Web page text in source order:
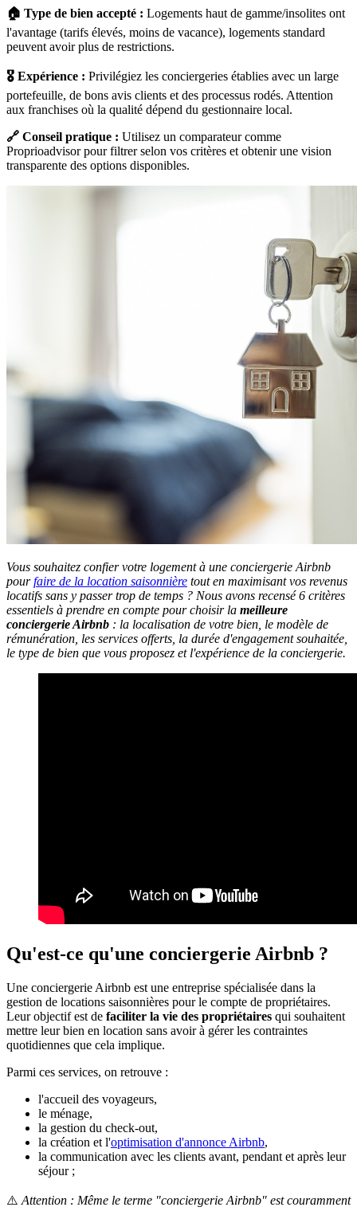
🏠 Type de bien accepté : Logements haut de gamme/insolites ont
l'avantage (tarifs élevés, moins de vacance), logements standard
peuvent avoir plus de restrictions.
🎖️ Expérience : Privilégiez les conciergeries établies avec un large
portefeuille, de bons avis clients et des processus rodés. Attention
aux franchises où la qualité dépend du gestionnaire local.
🔗 Conseil pratique : Utilisez un comparateur comme
Proprioadvisor pour filtrer selon vos critères et obtenir une vision
transparente des options disponibles.
Vous souhaitez confier votre logement à une conciergerie Airbnb
pourfaire de la location saisonnière tout en maximisant vos revenus
locatifs sans y passer trop de temps ? Nous avons recensé 6 critères
essentiels à prendre en compte pour choisir la meilleure
conciergerie Airbnb : la localisation de votre bien, le modèle de
rémunération, les services offerts, la durée d'engagement souhaitée,
le type de bien que vous proposez et l'expérience de la conciergerie.
Qu'est-ce qu'une conciergerie Airbnb ?
Une conciergerie Airbnb est une entreprise spécialisée dans la
gestion de locations saisonnières pour le compte de propriétaires.
Leur objectif est de faciliter la vie des propriétaires qui souhaitent
mettre leur bien en location sans avoir à gérer les contraintes
quotidiennes que cela implique.
Parmi ces services, on retrouve :
l'accueil des voyageurs,
le ménage,
la gestion du check-out,
la création et l'optimisation d'annonce Airbnb,
la communication avec les clients avant, pendant et après leur
séjour ;
⚠️ Attention : Même le terme "conciergerie Airbnb" est couramment